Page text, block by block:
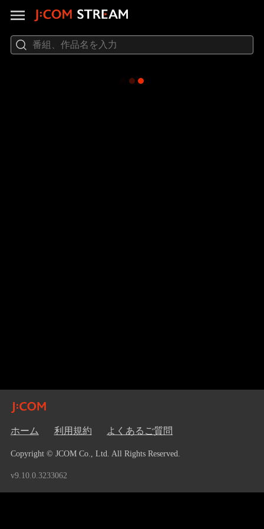
ホーム 利用規約 よくあるご質問
Copyright © JCOM Co., Ltd. All Rights Reserved.
v9.10.0.3233062